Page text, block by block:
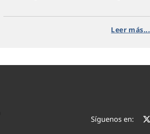
Leer más...
Síguenos en: